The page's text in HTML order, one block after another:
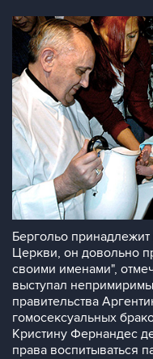
Бергольо
Церкви, он довольно
своими именами",
выступал
правительства
гомосексуальных
Кристину Фернандес
права воспитываться